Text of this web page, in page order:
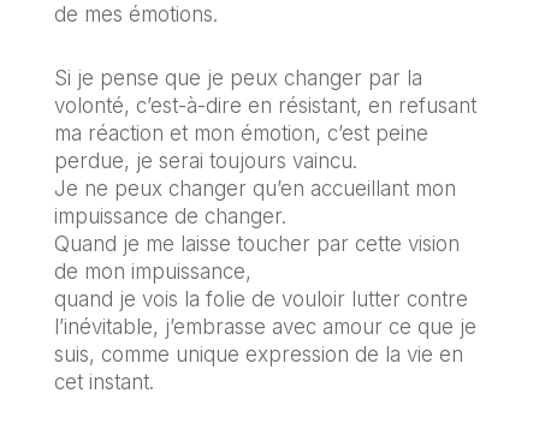
de mes émotions.
Si je pense que je peux changer par la
volonté, c’est-à-dire en résistant, en refusant
ma réaction et mon émotion, c’est peine
perdue, je serai toujours vaincu.
Je ne peux changer qu’en accueillant mon
impuissance de changer.
Quand je me laisse toucher par cette vision
de mon impuissance,
quand je vois la folie de vouloir lutter contre
l’inévitable, j’embrasse avec amour ce que je
suis, comme unique expression de la vie en
cet instant.